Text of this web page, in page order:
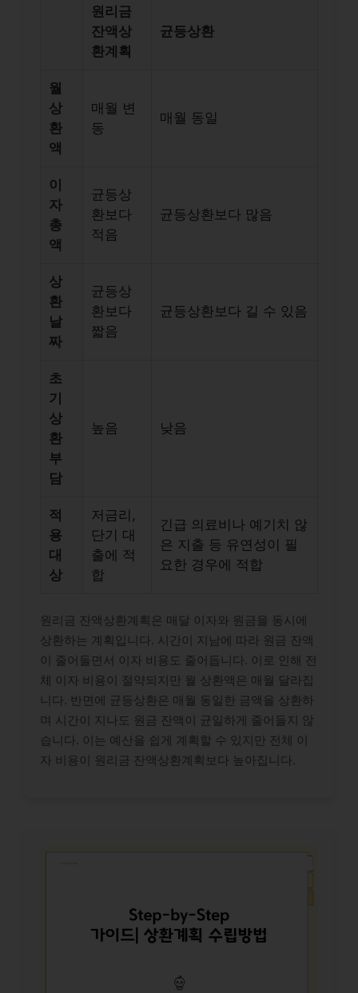
원리금
잔액상
환계획
균등상환
월
상
환
액
매월 변
동
매월 동일
이
자
총
액
균등상
환보다
적음
균등상환보다 많음
상
환
날
짜
균등상
환보다
짧음
균등상환보다 길 수 있음
초
기
상
환
부
담
높음 낮음
적
용
대
상
저금리,
단기 대
출에 적
합
긴급 의료비나 예기치 않
은 지출 등 유연성이 필
요한 경우에 적합
원리금 잔액상환계획은 매달 이자와 원금을 동시에
상환하는 계획입니다. 시간이 지남에 따라 원금 잔액
이 줄어들면서 이자 비용도 줄어듭니다. 이로 인해 전
체 이자 비용이 절약되지만 월 상환액은 매월 달라집
니다. 반면에 균등상환은 매월 동일한 금액을 상환하
며 시간이 지나도 원금 잔액이 균일하게 줄어들지 않
습니다. 이는 예산을 쉽게 계획할 수 있지만 전체 이
자 비용이 원리금 잔액상환계획보다 높아집니다.